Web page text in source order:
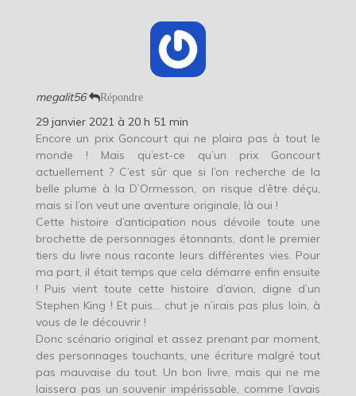
megalit56 Répondre
29 janvier 2021 à 20 h 51 min
Encore un prix Goncourt qui ne plaira pas à tout le
monde ! Mais qu’est-ce qu’un prix Goncourt
actuellement ? C’est sûr que si l’on recherche de la
belle plume à la D’Ormesson, on risque d’être déçu,
mais si l’on veut une aventure originale, là oui !
Cette histoire d’anticipation nous dévoile toute une
brochette de personnages étonnants, dont le premier
tiers du livre nous raconte leurs différentes vies. Pour
ma part, il était temps que cela démarre enfin ensuite
! Puis vient toute cette histoire d’avion, digne d’un
Stephen King ! Et puis… chut je n’irais pas plus loin, à
vous de le découvrir !
Donc scénario original et assez prenant par moment,
des personnages touchants, une écriture malgré tout
pas mauvaise du tout. Un bon livre, mais qui ne me
laissera pas un souvenir impérissable, comme l’avais